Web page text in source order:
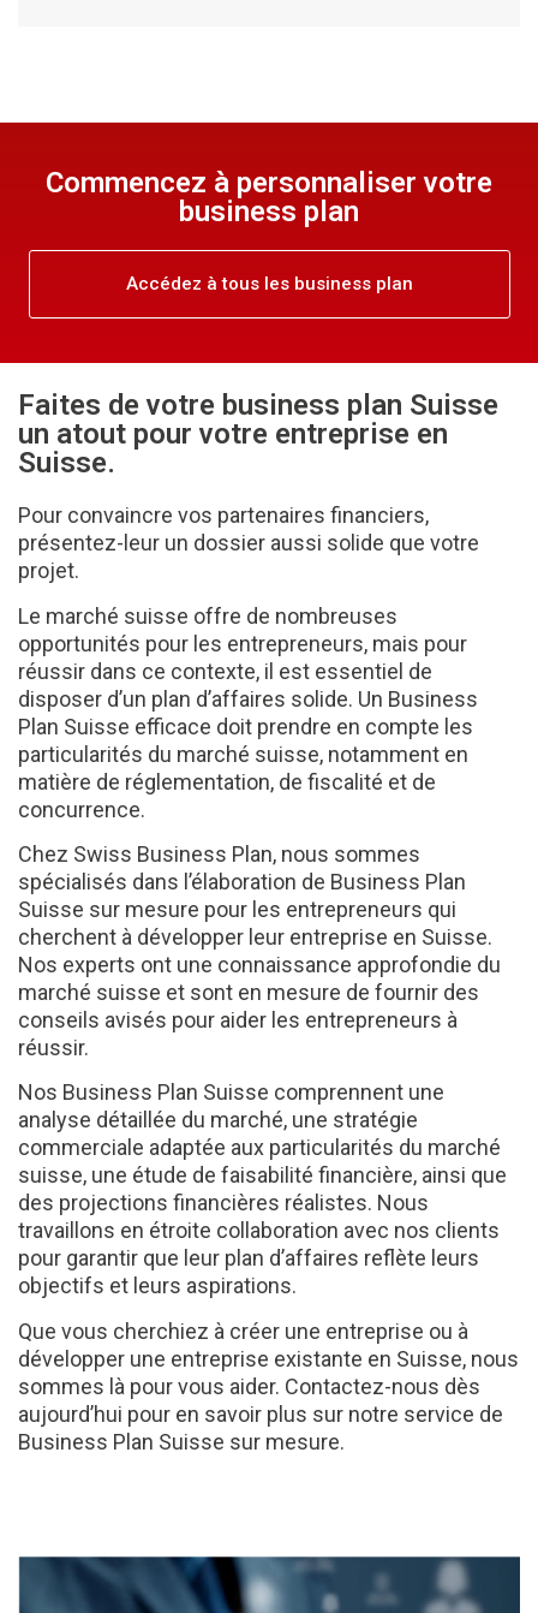
Commencez à personnaliser votre
business plan
Accédez à tous les business plan
Faites de votre business plan Suisse
un atout pour votre entreprise en
Suisse. ​
Pour convaincre vos partenaires financiers,
présentez-leur un dossier aussi solide que votre
projet.
Le marché suisse offre de nombreuses
opportunités pour les entrepreneurs, mais pour
réussir dans ce contexte, il est essentiel de
disposer d’un plan d’affaires solide. Un Business
Plan Suisse efficace doit prendre en compte les
particularités du marché suisse, notamment en
matière de réglementation, de fiscalité et de
concurrence.
Chez Swiss Business Plan, nous sommes
spécialisés dans l’élaboration de Business Plan
Suisse sur mesure pour les entrepreneurs qui
cherchent à développer leur entreprise en Suisse.
Nos experts ont une connaissance approfondie du
marché suisse et sont en mesure de fournir des
conseils avisés pour aider les entrepreneurs à
réussir.
Nos Business Plan Suisse comprennent une
analyse détaillée du marché, une stratégie
commerciale adaptée aux particularités du marché
suisse, une étude de faisabilité financière, ainsi que
des projections financières réalistes. Nous
travaillons en étroite collaboration avec nos clients
pour garantir que leur plan d’affaires reflète leurs
objectifs et leurs aspirations.
Que vous cherchiez à créer une entreprise ou à
développer une entreprise existante en Suisse, nous
sommes là pour vous aider. Contactez-nous dès
aujourd’hui pour en savoir plus sur notre service de
Business Plan Suisse sur mesure.